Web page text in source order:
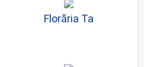
Florăria Ta